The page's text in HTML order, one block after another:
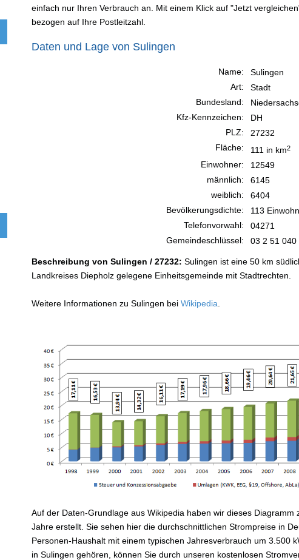
einfach nur Ihren Verbrauch an. Mit einem Klick auf "Jetzt
bezogen auf Ihre Postleitzahl.
Daten und Lage von Sulingen
Name:
Sulingen
Art:
Stadt
Bundesland:
Kfz-Kennzeichen:
DH
PLZ:
27232
Fläche:
111 in km2
Einwohner:
12549
männlich:
6145
weiblich:
6404
Bevölkerungsdichte:
113
Telefonvorwahl:
04271
Gemeindeschlüssel:
03 2 51 040
Beschreibung von Sulingen / 27232: Sulingen ist eine 50 km
Landkreises Diepholz gelegene Einheitsgemeinde mit Stadtrechten.
Weitere Informationen zu Sulingen bei Wikipedia
Auf der Daten-Grundlage aus Wikipedia haben wir dieses Diagramm
Jahre erstellt. Sie sehen hier die durchschnittlichen Strompreise in
Personen-Haushalt mit einem typischen Jahresverbrauch um 3.500
in Sulingen gehören, können Sie durch unseren kostenlosen